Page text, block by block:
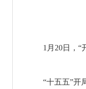
1月20日，“开
“十五五”开局